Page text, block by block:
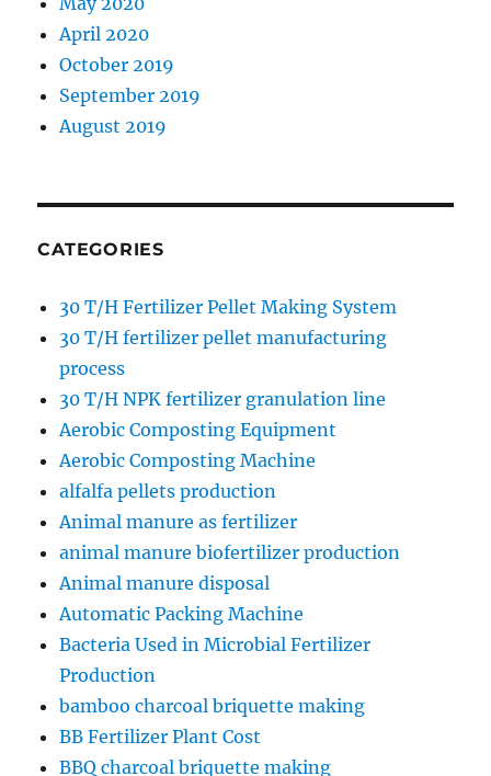
April 2020
October 2019
September 2019
August 2019
CATEGORIES
30 T/H Fertilizer Pellet Making System
30 T/H fertilizer pellet manufacturing
process
30 T/H NPK fertilizer granulation line
Aerobic Composting Equipment
Aerobic Composting Machine
alfalfa pellets production
Animal manure as fertilizer
animal manure biofertilizer production
Animal manure disposal
Automatic Packing Machine
Bacteria Used in Microbial Fertilizer
Production
bamboo charcoal briquette making
BB Fertilizer Plant Cost
BBQ charcoal briquette making